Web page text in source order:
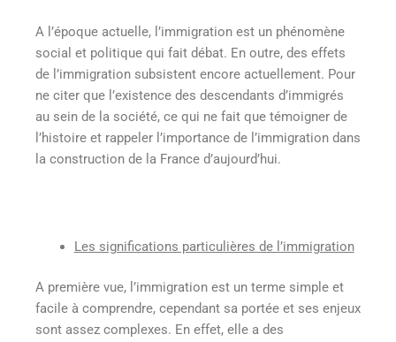
A l’époque actuelle, l’immigration est un phénomène
social et politique qui fait débat. En outre, des effets
de l’immigration subsistent encore actuellement. Pour
ne citer que l’existence des descendants d’immigrés
au sein de la société, ce qui ne fait que témoigner de
l’histoire et rappeler l’importance de l’immigration dans
la construction de la France d’aujourd’hui.
Les significations particulières de l’immigration
A première vue, l’immigration est un terme simple et
facile à comprendre, cependant sa portée et ses enjeux
sont assez complexes. En effet, elle a des